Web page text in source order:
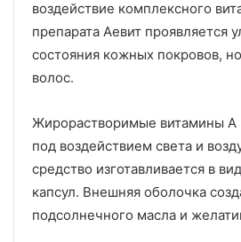
воздействие комплексного
препарата Аевит проявляется
состояния кожных покровов,
волос.
Жирорастворимые витамины А
под воздействием света и
средство изготавливается в
капсул. Внешняя оболочка
подсолнечного масла и